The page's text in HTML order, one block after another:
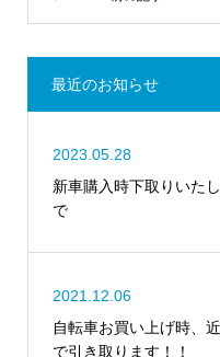
最近のお知らせ
2023.05.28
新車購入時下取りいた
で
2021.12.06
自転車お買い上げ時、
で引き取ります！！